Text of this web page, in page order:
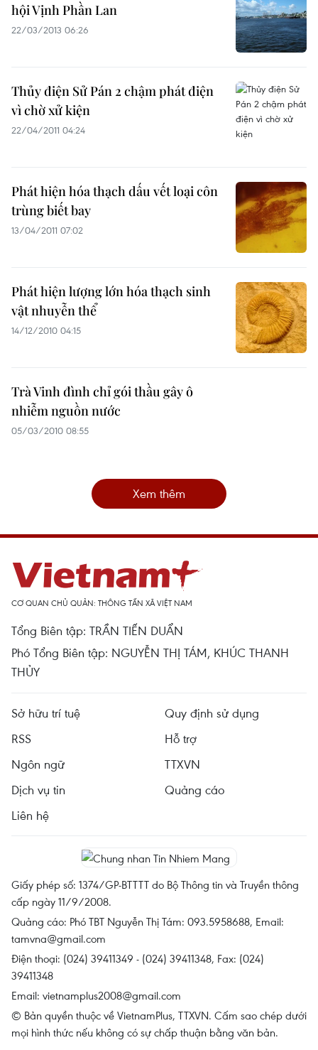
hội Vịnh Phần Lan
22/03/2013 06:26
Thủy điện Sử Pán 2 chậm phát điện
vì chờ xử kiện
22/04/2011 04:24
Phát hiện hóa thạch dấu vết loại côn
trùng biết bay
13/04/2011 07:02
Phát hiện lượng lớn hóa thạch sinh
vật nhuyễn thể
14/12/2010 04:15
Trà Vinh đình chỉ gói thầu gây ô
nhiễm nguồn nước
05/03/2010 08:55
Xem thêm
CƠ QUAN CHỦ QUẢN: THÔNG TẤN XÃ VIỆT NAM
Tổng Biên tập: TRẦN TIẾN DUẨN
Phó Tổng Biên tập: NGUYỄN THỊ TÁM, KHÚC THANH
THỦY
Sở hữu trí tuệ
Quy định sử dụng
RSS
Hỗ trợ
Ngôn ngữ
TTXVN
Dịch vụ tin
Quảng cáo
Liên hệ
Giấy phép số: 1374/GP-BTTTT do Bộ Thông tin và Truyền thông
cấp ngày 11/9/2008.
Quảng cáo: Phó TBT Nguyễn Thị Tám: 093.5958688, Email:
tamvna@gmail.com
Điện thoại: (024) 39411349 - (024) 39411348, Fax: (024)
39411348
Email: vietnamplus2008@gmail.com
© Bản quyền thuộc về VietnamPlus, TTXVN. Cấm sao chép dưới
mọi hình thức nếu không có sự chấp thuận bằng văn bản.